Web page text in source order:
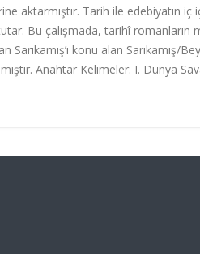
aktarmıştır. Tarih ile edebiyatın iç
Bu çalışmada, tarihî romanların
konu alan Sarıkamış/
Anahtar Kelimeler: I. Dünya